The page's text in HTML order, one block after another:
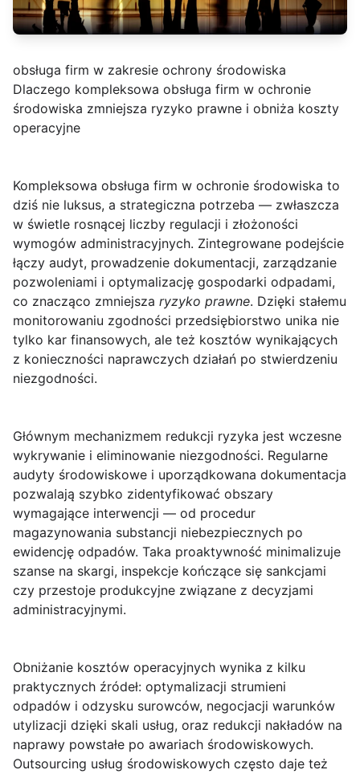
obsługa firm w zakresie ochrony środowiska
Dlaczego kompleksowa obsługa firm w ochronie
środowiska zmniejsza ryzyko prawne i obniża koszty
operacyjne
Kompleksowa obsługa firm w ochronie środowiska to
dziś nie luksus, a strategiczna potrzeba — zwłaszcza
w świetle rosnącej liczby regulacji i złożoności
wymogów administracyjnych. Zintegrowane podejście
łączy audyt, prowadzenie dokumentacji, zarządzanie
pozwoleniami i optymalizację gospodarki odpadami,
co znacząco zmniejsza ryzyko prawne. Dzięki stałemu
monitorowaniu zgodności przedsiębiorstwo unika nie
tylko kar finansowych, ale też kosztów wynikających
z konieczności naprawczych działań po stwierdzeniu
niezgodności.
Głównym mechanizmem redukcji ryzyka jest wczesne
wykrywanie i eliminowanie niezgodności. Regularne
audyty środowiskowe i uporządkowana dokumentacja
pozwalają szybko zidentyfikować obszary
wymagające interwencji — od procedur
magazynowania substancji niebezpiecznych po
ewidencję odpadów. Taka proaktywność minimalizuje
szanse na skargi, inspekcje kończące się sankcjami
czy przestoje produkcyjne związane z decyzjami
administracyjnymi.
Obniżanie kosztów operacyjnych wynika z kilku
praktycznych źródeł: optymalizacji strumieni
odpadów i odzysku surowców, negocjacji warunków
utylizacji dzięki skali usług, oraz redukcji nakładów na
naprawy powstałe po awariach środowiskowych.
Outsourcing usług środowiskowych często daje też